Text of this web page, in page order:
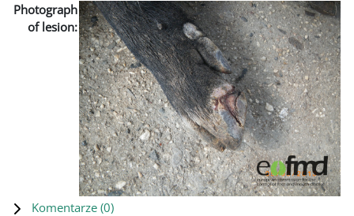
Photograph
of lesion:
Komentarze (0)